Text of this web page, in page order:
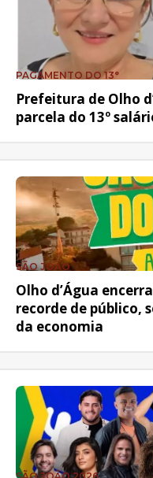
PAGAMENTO DO 13°
Prefeitura de Olho
parcela do 13º
SÃO JOÃO
Olho d’Água
recorde de público,
da economia